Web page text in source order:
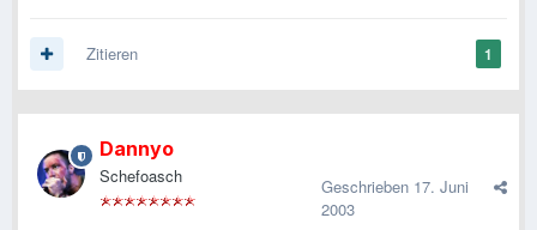
1
Zitieren
Dannyo
Schefoasch Geschrieben 17. Juni
2003